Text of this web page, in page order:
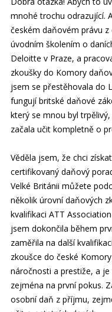
mnohé trochu odrazující.
českém daňovém právu
úvodním školením o
Deloitte v Praze, a
zkoušky do Komory
jsem se přestěhovala do
fungují britské daňové
který se mnou byl
začala učit kompletně o
Věděla jsem, že chci
certifikovaný daňový
Velké Británii můžete
několik úrovní daňových
kvalifikaci ATT
jsem dokončila během
zaměřila na další
zkoušce do české
náročnosti a prestiže, a
zejména na první pokus.
osobní daň z příjmu,